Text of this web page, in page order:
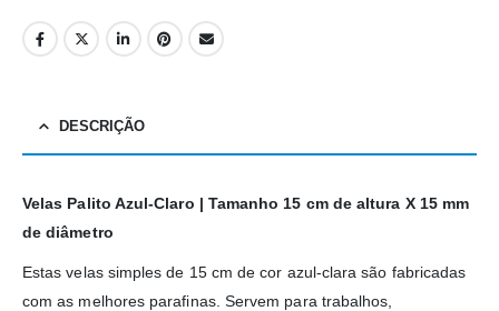
DESCRIÇÃO
Velas Palito Azul-Claro | Tamanho 15 cm de altura X 15 mm
de diâmetro
Estas velas simples de 15 cm de cor azul-clara são fabricadas
com as melhores parafinas. Servem para trabalhos,